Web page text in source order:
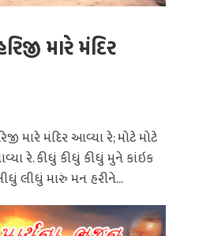
મારે મંદિર
મારે મંદિર આવ્યા રે; મોટે મોટે
રે. કીધું કીધું કીધું મુને કાંઇક
લીધું મારું મન હરીને...